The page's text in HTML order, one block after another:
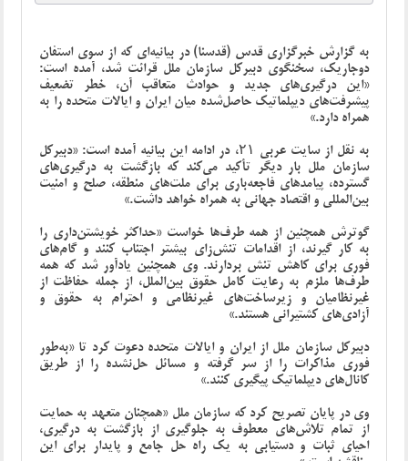
به گزارش خبرگزاری قدس (قدسنا) در بیانیه‌ای که از سوی استفان
دوجاریک، سخنگوی دبیرکل سازمان ملل قرائت شد، آمده است:
«این درگیری‌های جدید و حوادث متعاقب آن، خطر تضعیف
پیشرفت‌های دیپلماتیک حاصل‌شده میان ایران و ایالات متحده را به
همراه دارد.»
به نقل از سایت عربی ۲۱، در ادامه این بیانیه آمده است: «دبیرکل
سازمان ملل بار دیگر تأکید می‌کند که بازگشت به درگیری‌های
گسترده، پیامدهای فاجعه‌باری برای ملت‌های منطقه، صلح و امنیت
بین‌المللی و اقتصاد جهانی به همراه خواهد داشت.»
گوترش همچنین از همه طرف‌ها خواست «حداکثر خویشتن‌داری را
به کار گیرند، از اقدامات تنش‌زای بیشتر اجتناب کنند و گام‌های
فوری برای کاهش تنش بردارند. وی همچنین یادآور شد که همه
طرف‌ها ملزم به رعایت کامل حقوق بین‌الملل، از جمله حفاظت از
غیرنظامیان و زیرساخت‌های غیرنظامی و احترام به حقوق و
آزادی‌های کشتیرانی هستند.»
دبیرکل سازمان ملل از ایران و ایالات متحده دعوت کرد تا «به‌طور
فوری مذاکرات را از سر گرفته و مسائل حل‌نشده را از طریق
کانال‌های دیپلماتیک پیگیری کنند.»
وی در پایان تصریح کرد که سازمان ملل «همچنان متعهد به حمایت
از تمام تلاش‌های معطوف به جلوگیری از بازگشت به درگیری،
احیای ثبات و دستیابی به یک راه حل جامع و پایدار برای این